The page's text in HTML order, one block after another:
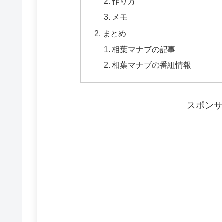
メモ
まとめ
相葉マナブの記事
相葉マナブの番組情報
スポン